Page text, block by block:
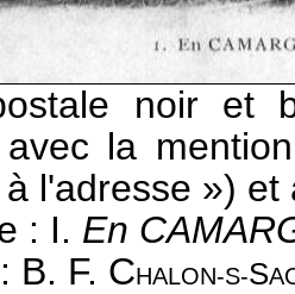
noir et
la
l'adresse »)
: I. En
B. F. CHALON-S-S